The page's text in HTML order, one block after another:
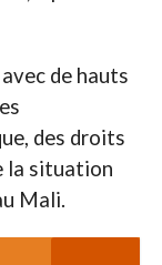
de hauts
des droits
la situation
Mali.